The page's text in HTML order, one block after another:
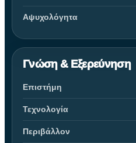
Αψυχολόγητα
Γνώση & Εξερεύνηση
Επιστήμη
Τεχνολογία
Περιβάλλον